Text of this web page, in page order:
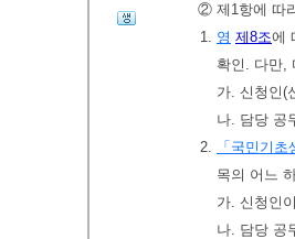
② 제1항에 따
1. 영 제8조에
확인. 다만,
가. 신청인(
나. 담당 공
2.
「국민기
목의 어느
가. 신청인
나. 담당 공